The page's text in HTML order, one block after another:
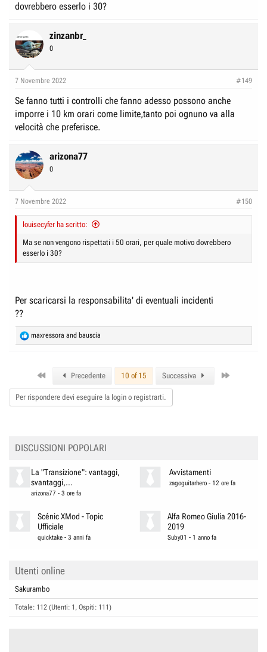
dovrebbero esserlo i 30?
zinzanbr_
0
7 Novembre 2022 #149
Se fanno tutti i controlli che fanno adesso possono anche
imporre i 10 km orari come limite,tanto poi ognuno va alla
velocità che preferisce.
arizona77
0
7 Novembre 2022 #150
louisecyfer ha scritto:
Ma se non vengono rispettati i 50 orari, per quale motivo dovrebbero
esserlo i 30?
Per scaricarsi la responsabilita' di eventuali incidenti
??
R
e
o
n
maxressora and bauscia
Precedente 10 of 15 Successiva
Per rispondere devi eseguire la login o registrarti.
DISCUSSIONI POPOLARI
La "Transizione": vantaggi,
svantaggi,...
arizona77 - 3 ore fa
Avvistamenti
zagoguitarhero - 12 ore fa
Scénic XMod - Topic
Ufficiale
quicktake -3 anni fa
Alfa Romeo Giulia 2016-
2019
Suby01 - 1 anno fa
Utenti online
Sakurambo
Totale: 112 (Utenti: 1, Ospiti: 111)